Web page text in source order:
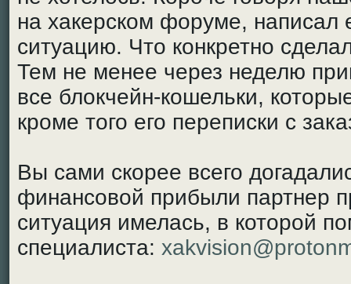
на хакерском форуме, написал
ситуацию. Что конкретно
Тем не менее через неделю
все блокчейн-кошельки,
кроме того его переписки с
Вы сами скорее всего
финансовой прибыли партнер
ситуация имелась, в которой
специалиста: